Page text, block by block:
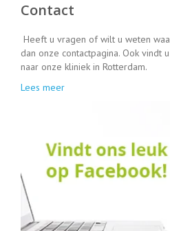
Contact
Heeft u vragen of wilt u weten
dan onze contactpagina. Ook vindt
naar onze kliniek in Rotterdam.
Lees meer